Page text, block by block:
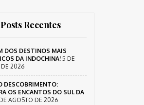
Posts Recentes
DOS DESTINOS MAIS
DA INDOCHINA! 5 DE
2026
DESCOBRIMENTO:
OS ENCANTOS DO SUL DA
AGOSTO DE 2026